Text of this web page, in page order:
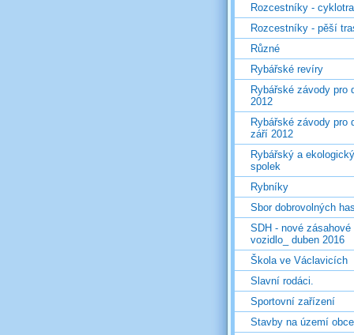
Rozcestníky -
Rozcestníky - pěší
Různé
Rybářské revíry
Rybářské závody pro
2012
Rybářské závody pro
září 2012
Rybářský a ekologický
spolek
Rybníky
Sbor dobrovolných
SDH - nové zásahové
vozidlo_ duben 2016
Škola ve Václavicích
Slavní rodáci.
Sportovní zařízení
Stavby na území obce